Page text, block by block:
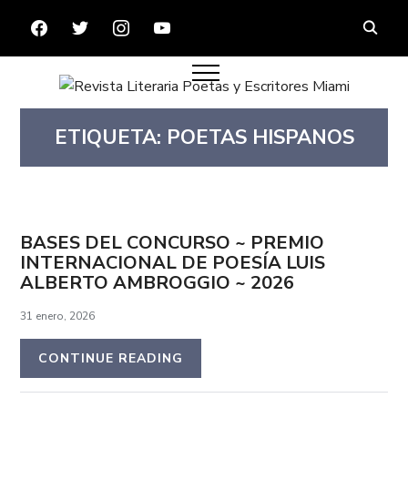
FACEBOOKTWITTERINSTAGRAMYOUTUBE
ETIQUETA: POETAS HISPANOS
BASES DEL CONCURSO ~ PREMIO
INTERNACIONAL DE POESÍA LUIS
ALBERTO AMBROGGIO ~ 2026
31 enero, 2026
CONTINUE READING